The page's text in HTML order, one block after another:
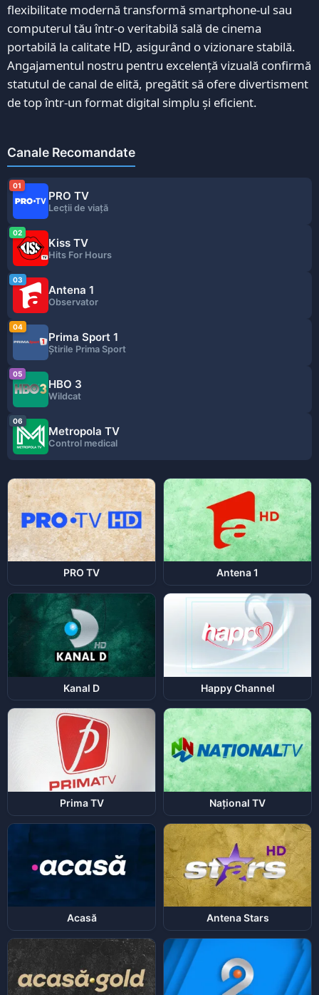
flexibilitate modernă transformă smartphone-ul sau
computerul tău într-o veritabilă sală de cinema
portabilă la calitate HD, asigurând o vizionare stabilă.
Angajamentul nostru pentru excelență vizuală confirmă
statutul de canal de elită, pregătit să ofere divertisment
de top într-un format digital simplu și eficient.
Canale Recomandate
01
PRO TV
Lecţii de viaţă
02
Kiss TV
Hits For Hours
03
Antena 1
Observator
04
Prima Sport 1
Ştirile Prima Sport
05
HBO 3
Wildcat
06
Metropola TV
Control medical
PRO TV Antena 1
Kanal D Happy Channel
Prima TV Național TV
Acasă Antena Stars